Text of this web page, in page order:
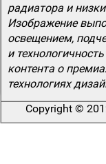
радиатора и
Изображение
освещением,
и
контента о
технологиях
Copyright ©